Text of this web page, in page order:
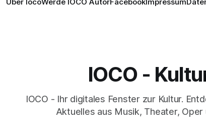
IOCO -
IOCO - Ihr digitales Fenster zur Kultur.
Aktuelles aus Musik, Theater, Oper